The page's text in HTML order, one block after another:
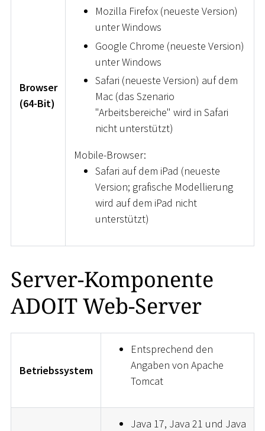
Browser
(64-Bit)
Mozilla Firefox (neueste Version)
unter Windows
Google Chrome (neueste Version)
unter Windows
Safari (neueste Version) auf dem
Mac (das Szenario
"Arbeitsbereiche" wird in Safari
nicht unterstützt)
Mobile-Browser:
Safari auf dem iPad (neueste
Version; grafische Modellierung
wird auf dem iPad nicht
unterstützt)
Server-Komponente
ADOIT Web-Server
Betriebssystem
Entsprechend den
Angaben von Apache
Tomcat
Java 17, Java 21 und Java